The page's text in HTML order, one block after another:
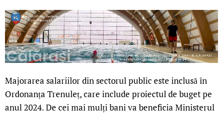
Majorarea salariilor din sectorul public este inclusă în
Ordonanța Trenuleț, care include proiectul de buget pe
anul 2024. De cei mai mulți bani va beneficia Ministerul